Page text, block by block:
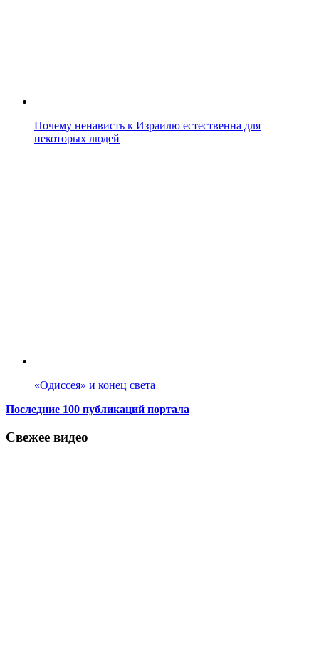
Почему ненависть к Израилю естественна для
некоторых людей
«Одиссея» и конец света
Последние 100 публикаций портала
Свежее видео